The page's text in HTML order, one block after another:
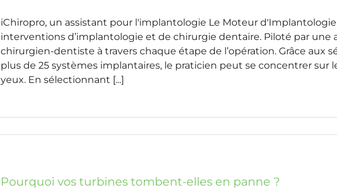
iChiropro, un assistant pour l'implantologie Le Moteur
interventions d’implantologie et de chirurgie dentaire. Piloté par
chirurgien-dentiste à travers chaque étape de l’opération. Grâce aux
plus de 25 systèmes implantaires, le praticien peut se concentrer
yeux. En sélectionnant [...]
Pourquoi vos turbines tombent-elles en panne ?